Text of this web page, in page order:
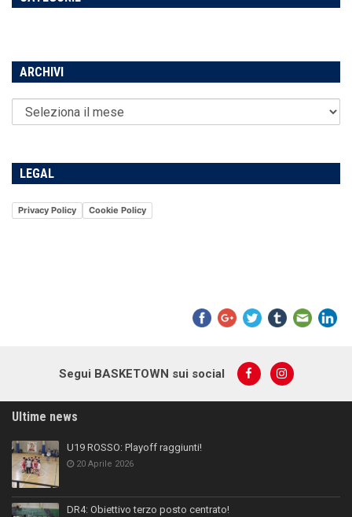
ARCHIVI
LEGAL
Privacy Policy Cookie Policy
Segui BASKETOWN sui social
Ultime news
U19 ROSSO: Playoff raggiunti!
20 Aprile 2026
DR4: Obiettivo terzo posto centrato!